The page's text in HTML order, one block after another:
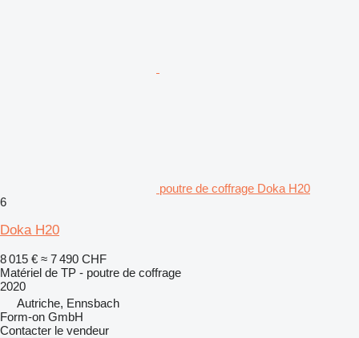
poutre de coffrage Doka H20
6
Doka H20
8 015 € ≈ 7 490 CHF
Matériel de TP - poutre de coffrage
2020
Autriche, Ennsbach
Form-on GmbH
Contacter le vendeur